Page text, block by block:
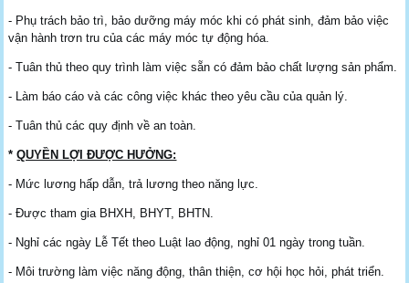
- Phụ trách bảo trì, bảo dưỡng máy móc khi có phát sinh, đảm bảo việc
vận hành trơn tru của các máy móc tự động hóa.
- Tuân thủ theo quy trình làm việc sẵn có đảm bảo chất lượng sản phẩm.
- Làm báo cáo và các công việc khác theo yêu cầu của quản lý.
- Tuân thủ các quy định về an toàn.
*QUYỀN LỢI ĐƯỢC HƯỞNG:
- Mức lương hấp dẫn, trả lương theo năng lực.
- Được tham gia BHXH, BHYT, BHTN.
- Nghỉ các ngày Lễ Tết theo Luật lao động, nghỉ 01 ngày trong tuần.
- Môi trường làm việc năng động, thân thiện, cơ hội học hỏi, phát triển.